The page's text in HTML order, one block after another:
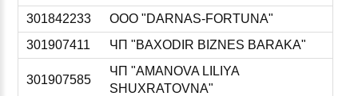
301842233
ООО "DARNAS-FORTUNA"
301907411
ЧП "BAXODIR BIZNES BARAKA"
301907585
ЧП "AMANOVA LILIYA
SHUXRATOVNA"